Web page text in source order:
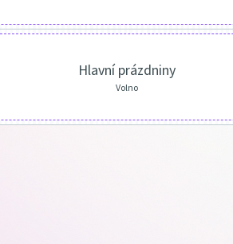
Hlavní prázdniny
Volno